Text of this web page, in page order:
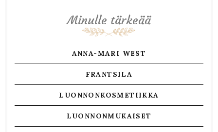
Minulle tärkeää
ANNA-MARI WEST
FRANTSILA
LUONNONKOSMETIIKKA
LUONNONMUKAISET